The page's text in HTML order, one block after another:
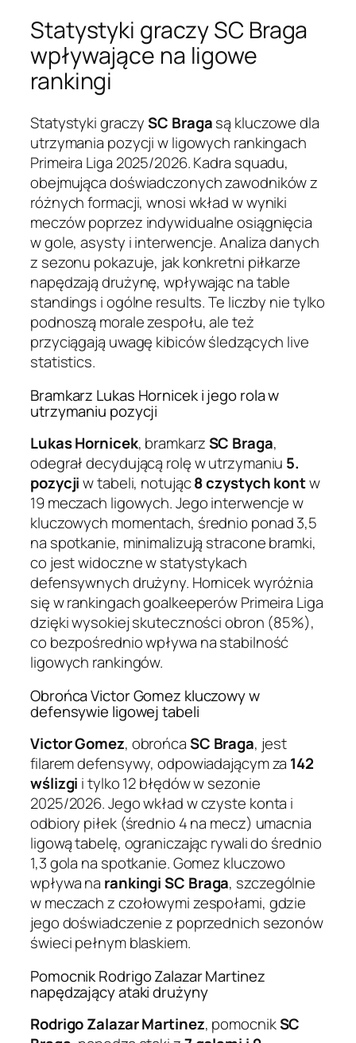
Statystyki graczy SC Braga
wpływające na ligowe
rankingi
Statystyki graczySC Bragasą kluczowe dla
utrzymania pozycji w ligowych rankingach
Primeira Liga 2025/2026. Kadra squadu,
obejmująca doświadczonych zawodników z
różnych formacji, wnosi wkład w wyniki
meczów poprzez indywidualne osiągnięcia
w gole, asysty i interwencje. Analiza danych
z sezonu pokazuje, jak konkretni piłkarze
napędzają drużynę, wpływając na table
standings i ogólne results. Te liczby nie tylko
podnoszą morale zespołu, ale też
przyciągają uwagę kibiców śledzących live
statistics.
Bramkarz Lukas Hornicek i jego rola w
utrzymaniu pozycji
Lukas Hornicek, bramkarzSC Braga,
odegrał decydującą rolę w utrzymaniu 5.
pozycjiw tabeli, notując8 czystych kontw
19 meczach ligowych. Jego interwencje w
kluczowych momentach, średnio ponad 3,5
na spotkanie, minimalizują stracone bramki,
co jest widoczne w statystykach
defensywnych drużyny. Hornicek wyróżnia
się w rankingach goalkeeperów Primeira Liga
dzięki wysokiej skuteczności obron (85%),
co bezpośrednio wpływa na stabilność
ligowych rankingów.
Obrońca Victor Gomez kluczowy w
defensywie ligowej tabeli
Victor Gomez, obrońcaSC Braga, jest
filarem defensywy, odpowiadającym za 142
wślizgi i tylko 12 błędów w sezonie
2025/2026. Jego wkład w czyste konta i
odbiory piłek (średnio 4 na mecz) umacnia
ligową tabelę, ograniczając rywali do średnio
1,3 gola na spotkanie. Gomez kluczowo
wpływa na rankingi SC Braga, szczególnie
w meczach z czołowymi zespołami, gdzie
jego doświadczenie z poprzednich sezonów
świeci pełnym blaskiem.
Pomocnik Rodrigo Zalazar Martinez
napędzający ataki drużyny
Rodrigo Zalazar Martinez, pomocnikSC